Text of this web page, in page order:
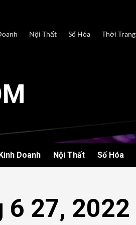
Nội Thất Số Hóa Thời Trang
Kinh Doanh Nội Thất Số Hóa
6 27, 2022